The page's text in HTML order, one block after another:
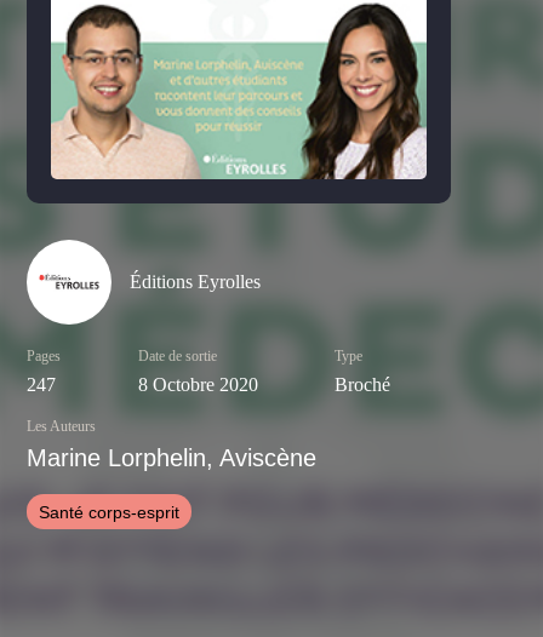
Éditions Eyrolles
Pages
247
Date de sortie
8 Octobre 2020
Type
Broché
Les Auteurs
Marine Lorphelin, Aviscène
Santé corps-esprit